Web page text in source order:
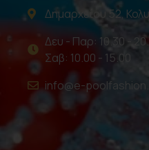
Δημαρχείου 52,
Δευ - Παρ: 10.30 -
Σαβ: 10.00 - 15.00
info@e-